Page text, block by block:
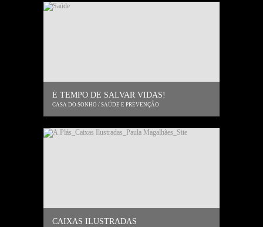
É TEMPO DE SALVAR VIDAS!
CASA DO SONHO / SAÚDE E PREVENÇÃO
CAIXAS ILUSTRADAS